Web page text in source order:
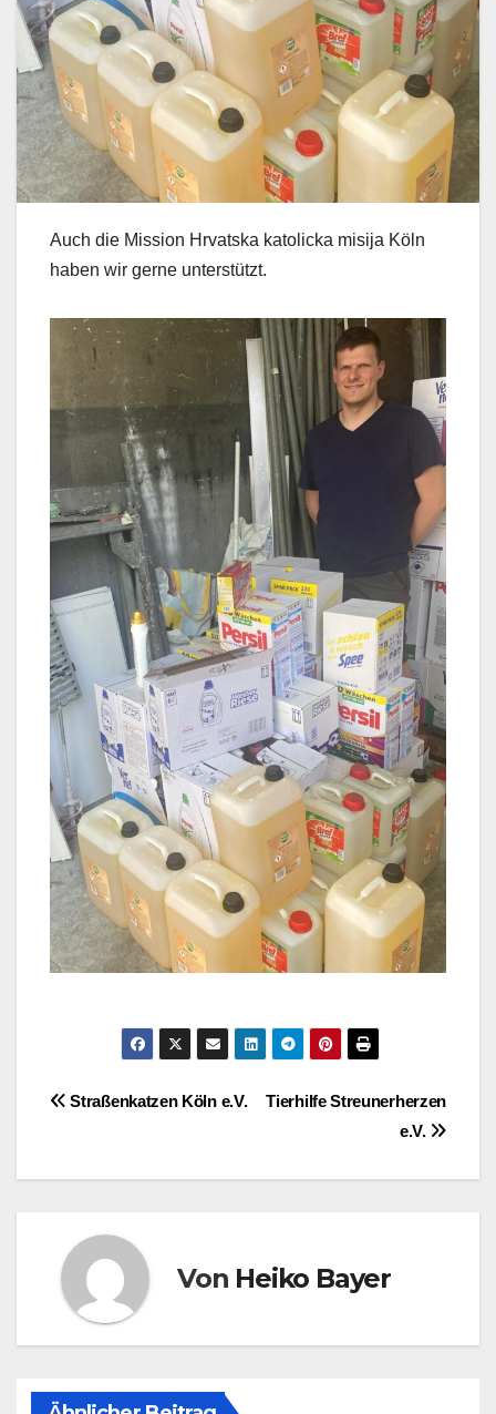
Auch die Mission Hrvatska katolicka misija Köln
haben wir gerne unterstützt.
Beitragsnavigation
Tierhilfe Streunerherzen
e.V.
Straßenkatzen Köln e.V.
Von Heiko Bayer